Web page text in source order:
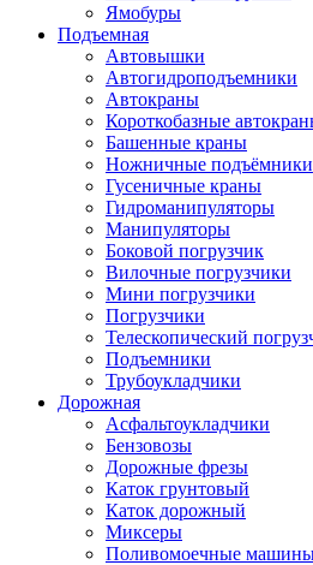
Ямобуры
Подъемная
Автовышки
Автогидроподъемники
Автокраны
Короткобазные
Башенные краны
Ножничные подъёмники
Гусеничные краны
Гидроманипуляторы
Манипуляторы
Боковой погрузчик
Вилочные погрузчики
Мини погрузчики
Погрузчики
Телескопический
Подъемники
Трубоукладчики
Дорожная
Асфальтоукладчики
Бензовозы
Дорожные фрезы
Каток грунтовый
Каток дорожный
Миксеры
Поливомоечные